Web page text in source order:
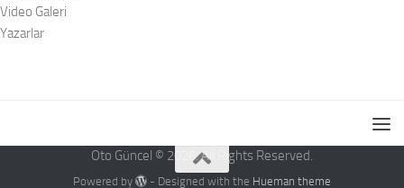
Video Galeri
Yazarlar
Oto Güncel © 2026. All Rights Reserved.
Powered by - Designed with the Hueman theme